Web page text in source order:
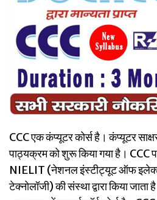
CCC एक कंप्यूटर कोर्स है। कंप्यूटर
पाठ्यक्रम को शुरू किया गया है।
NIELIT (नेशनल इंस्टीट्यूट ऑफ
टेक्नोलॉजी) की संस्था द्वारा किया